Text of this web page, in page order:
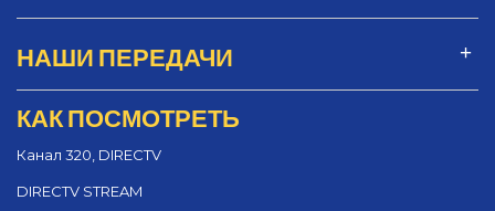
НАШИ ПЕРЕДАЧИ
КАК ПОСМОТРЕТЬ
Канал 320, DIRECTV
DIRECTV STREAM